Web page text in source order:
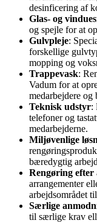
desinficering af
Glas- og
og spejle for at
Gulvpleje:
forskellige
mopping og
Trappevask:
Vadum for at
medarbejdere og
Teknisk udstyr:
telefoner og
medarbejderne.
Miljøvenlige
bæredygtig
Rengøring efter
arrangementer
arbejdsområdet
Særlige
til særlige krav